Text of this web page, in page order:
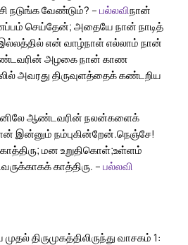
நடுங்க வேண்டும்? – பல்லவிநான்
செய்தேன்; அதையே நான் நாடித்
என் வாழ்நாள் எல்லாம் நான்
ஆண்டவரின் அழகை நான் காண
அவரது திருவுளத்தைக் கண்டறிய
ஆண்டவரின் நலன்களைக்
இன்னும் நம்புகின்றேன்.நெஞ்சே!
மன உறுதிகொள்;உள்ளம்
காத்திரு. –பல்லவி
முதல் திருமுகத்திலிருந்து வாசகம் 1: